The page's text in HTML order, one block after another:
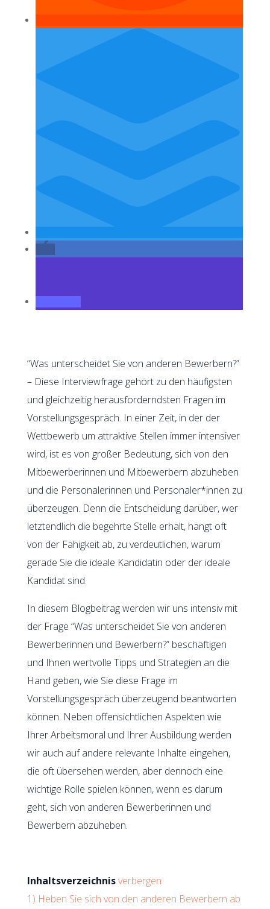
“Was unterscheidet Sie von anderen Bewerbern?”
– Diese Interviewfrage gehört zu den häufigsten
und gleichzeitig herausforderndsten Fragen im
Vorstellungsgespräch. In einer Zeit, in der der
Wettbewerb um attraktive Stellen immer intensiver
wird, ist es von großer Bedeutung, sich von den
Mitbewerberinnen und Mitbewerbern abzuheben
und die Personalerinnen und Personaler*innen zu
überzeugen. Denn die Entscheidung darüber, wer
letztendlich die begehrte Stelle erhält, hängt oft
von der Fähigkeit ab, zu verdeutlichen, warum
gerade Sie die ideale Kandidatin oder der ideale
Kandidat sind.
In diesem Blogbeitrag werden wir uns intensiv mit
der Frage “Was unterscheidet Sie von anderen
Bewerberinnen und Bewerbern?” beschäftigen
und Ihnen wertvolle Tipps und Strategien an die
Hand geben, wie Sie diese Frage im
Vorstellungsgespräch überzeugend beantworten
können. Neben offensichtlichen Aspekten wie
Ihrer Arbeitsmoral und Ihrer Ausbildung werden
wir auch auf andere relevante Inhalte eingehen,
die oft übersehen werden, aber dennoch eine
wichtige Rolle spielen können, wenn es darum
geht, sich von anderen Bewerberinnen und
Bewerbern abzuheben.
Inhaltsverzeichnisverbergen
1) Heben Sie sich von den anderen Bewerbern ab